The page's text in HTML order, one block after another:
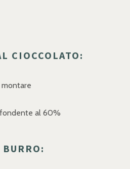
CIOCCOLATO:
al 60%